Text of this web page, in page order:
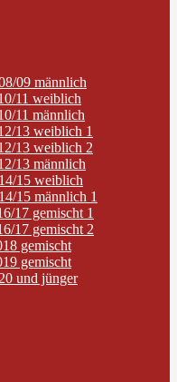
09 männlich
11 weiblich
11 männlich
13 weiblich 1
13 weiblich 2
13 männlich
15 weiblich
15 männlich 1
17 gemischt 1
17 gemischt 2
gemischt
gemischt
und jünger